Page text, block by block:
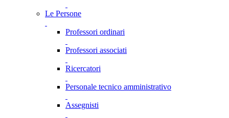
Le Persone
Professori ordinari
Professori associati
Ricercatori
Personale tecnico amministrativo
Assegnisti